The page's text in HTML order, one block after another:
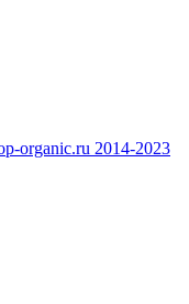
organic.ru 2014-2023